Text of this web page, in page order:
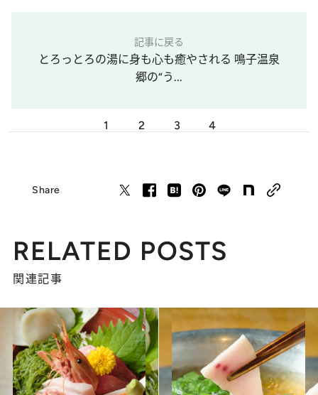
記事に戻る
とろっとろの湯に身も心も癒やされる 鳴子温泉
郷の“う...
1 2 3 4
Share
RELATED POSTS
関連記事